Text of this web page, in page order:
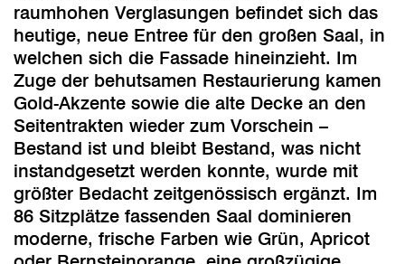
raumhohen Verglasungen befindet sich das
heutige, neue Entree für den großen Saal, in
welchen sich die Fassade hineinzieht. Im
Zuge der behutsamen Restaurierung kamen
Gold-Akzente sowie die alte Decke an den
Seitentrakten wieder zum Vorschein –
Bestand ist und bleibt Bestand, was nicht
instandgesetzt werden konnte, wurde mit
größter Bedacht zeitgenössisch ergänzt. Im
86 Sitzplätze fassenden Saal dominieren
moderne, frische Farben wie Grün, Apricot